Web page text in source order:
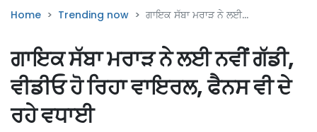
Home Trending now ਗਾਇਕ ਸੱਬਾ ਮਰਾੜ ਨੇ ਲਈ...
ਗਾਇਕ ਸੱਬਾ ਮਰਾੜ ਨੇ ਲਈ ਨਵੀਂ ਗੱਡੀ,
ਵੀਡੀਓ ਹੋ ਰਿਹਾ ਵਾਇਰਲ, ਫੈਨਸ ਵੀ ਦੇ
ਰਹੇ ਵਧਾਈ